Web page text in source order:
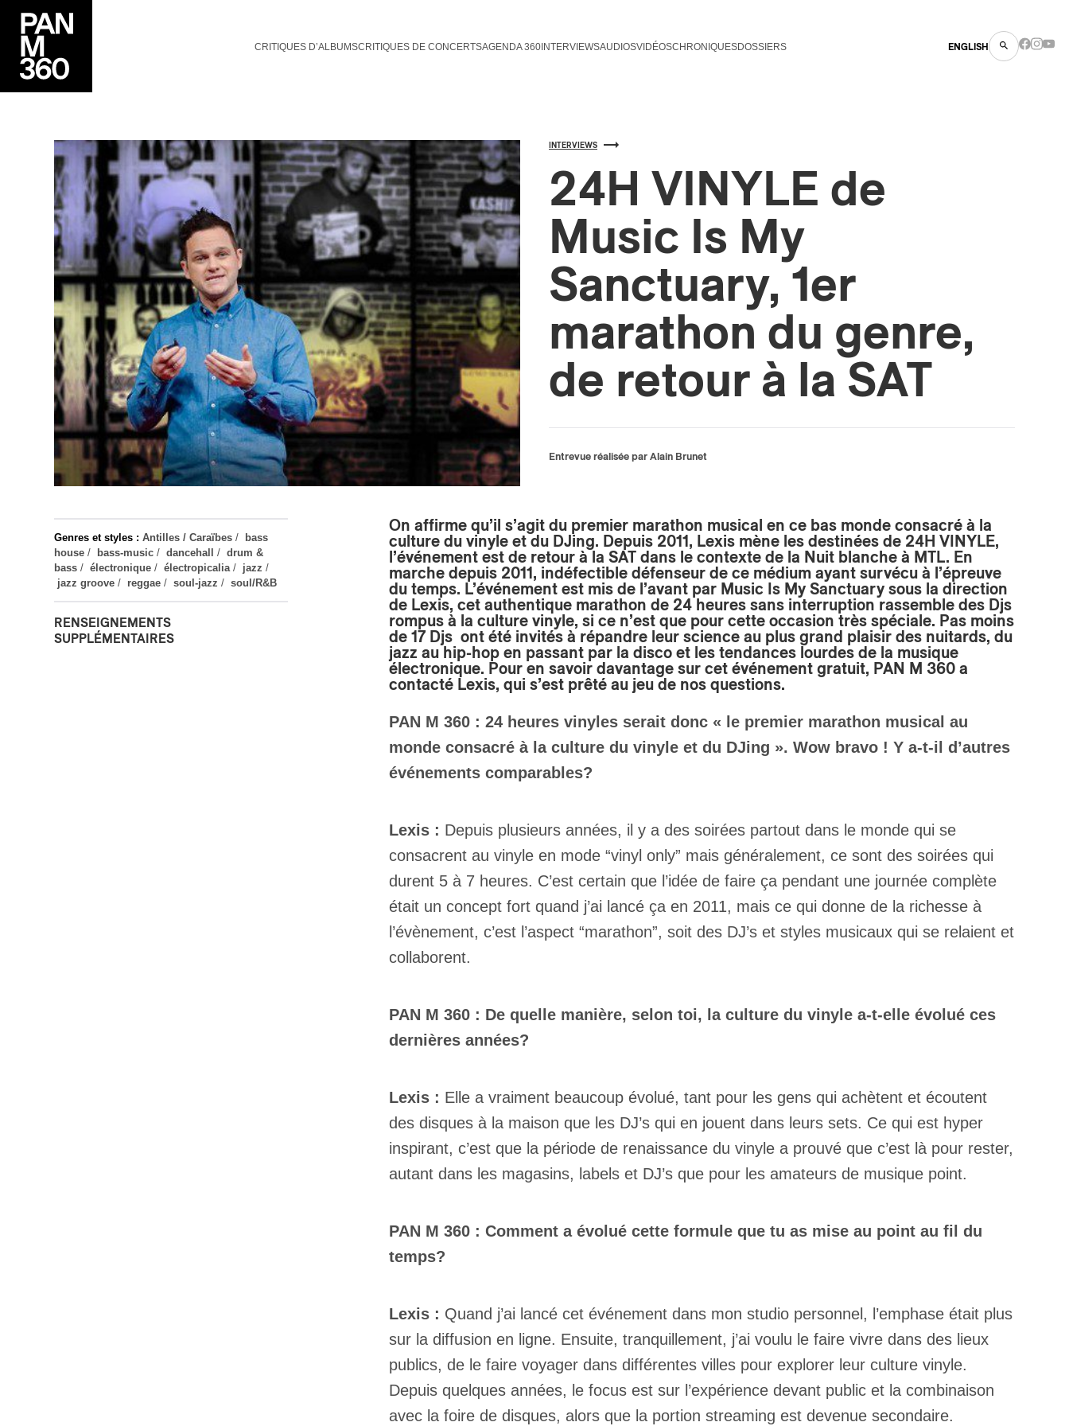
CRITIQUES D’ALBUMSCRITIQUES DE CONCERTSAGENDA 360INTERVIEWSAUDIOSVIDÉOSCHRONIQUESDOSSIERS ENGLISH
INTERVIEWS
24H VINYLE de
Music Is My
Sanctuary, 1er
marathon du genre,
de retour à la SAT
Entrevue réalisée par Alain Brunet
Genres et styles : Antilles / Caraïbes /
bass
house / bass-music / dancehall / drum &
bass / électronique / électropicalia/ jazz /
jazz groove / reggae / soul-jazz / soul/R&B
RENSEIGNEMENTS
SUPPLÉMENTAIRES
On affirme qu’il s’agit du premier marathon musical en ce bas monde consacré à la
culture du vinyle et du DJing. Depuis 2011, Lexis mène les destinées de 24H VINYLE,
l’événement est de retour à la SAT dans le contexte de la Nuit blanche à MTL. En
marche depuis 2011, indéfectible défenseurde ce médium ayant survécu à l’épreuve
du temps. L’événement est mis de l’avant parMusic Is My Sanctuary sous la direction
de Lexis, cet authentique marathon de 24 heures sans interruption rassemble des Djs
rompus à la culture vinyle, si ce n’est que pour cette occasion très spéciale. Pas moins
de 17 Djs ont été invités à répandre leur science au plus grand plaisir des nuitards, du
jazz au hip-hop en passant par la disco et les tendances lourdes de la musique
électronique. Pour en savoir davantage sur cet événement gratuit, PAN M 360 a
contacté Lexis, qui s’est prêté au jeu de nos questions.
PAN M 360 : 24 heures vinyles serait donc « le premier marathon musical au
monde consacré à la culture du vinyle et du DJing ». Wow bravo ! Y a-t-il d’autres
événements comparables?
Lexis : Depuis plusieurs années, il y a des soirées partout dans le monde qui se
consacrent au vinyle en mode “vinyl only” mais généralement, ce sont des soirées qui
durent 5 à 7 heures. C’est certain que l’idée de faire ça pendant une journée complète
était un concept fort quand j’ai lancé ça en 2011, mais ce qui donne de la richesse à
l’évènement, c’est l’aspect “marathon”, soit des DJ’s et styles musicaux qui se relaient et
collaborent.
PAN M 360 : De quelle manière, selon toi, la culture du vinyle a-t-elle évolué ces
dernières années?
Lexis : Elle a vraiment beaucoup évolué, tant pour les gens qui achètent et écoutent
des disques à la maison que les DJ’s qui en jouent dans leurs sets. Ce qui est hyper
inspirant, c’est que la période de renaissance du vinyle a prouvé que c’est là pour rester,
autant dans les magasins, labels et DJ’s que pour les amateurs de musique point.
PAN M 360 : Comment a évolué cette formule que tu as mise au point au fil du
temps?
Lexis : Quand j’ai lancé cet événement dans mon studio personnel, l’emphase était plus
sur la diffusion en ligne. Ensuite, tranquillement, j’ai voulu le faire vivre dans des lieux
publics, de le faire voyager dans différentes villes pour explorer leur culture vinyle.
Depuis quelques années, le focus est sur l’expérience devant public et la combinaison
avec la foire de disques, alors que la portion streaming est devenue secondaire.